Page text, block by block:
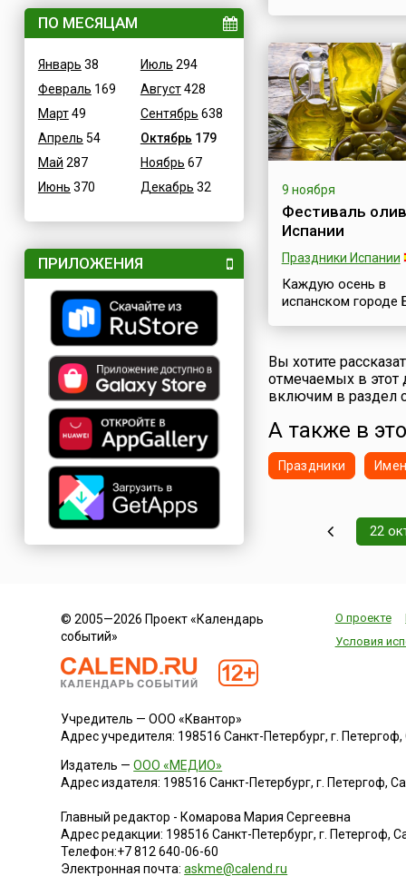
ПО МЕСЯЦАМ
Январь 38
Февраль 169
Март49
Апрель 54
Май 287
Июнь 370
Июль 294
Август428
Сентябрь 638
Октябрь 179
Ноябрь 67
Декабрь 32
ПРИЛОЖЕНИЯ
костров (англ.
Night) — это один
шумных
Англии. Его
каждый год 5
ноября.Праздник
посвящен одному
историческому
произошедшему 5
1605 года, когда
спланирован
против короля
членов
Католики возлагали
большие надежды
9 ноября
Фестиваль
Испании
Праздники Испании
Каждую осень в
испанском городе
Jornadas del Olivar y
Aceite),
окончанию сбора
оливковых рощах,
всему, что связано
уникальными
проходит
крупнейшим
фестивалем
Вы хотите
отмечаемых в этот
включим в раздел
А также в
Праздники
22
© 2005—2026 Проект «Календарь
событий»
О проекте
Условия
Учредитель — ООО «Квантор»
Адрес учредителя: 198516 Санкт-Петербург, г.
Издатель —ООО «МЕДИО»
Адрес издателя: 198516 Санкт-Петербург, г. Петергоф,
Главный редактор - Комарова Мария Сергеевна
Адрес редакции: 198516 Санкт-Петербург, г. Петергоф,
Телефон:+7 812 640-06-60
Электронная почта:askme@calend.ru